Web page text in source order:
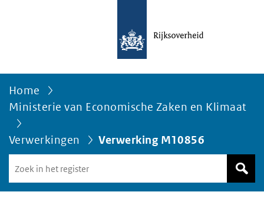
Home
Ministerie van Economische Zaken en Klimaat
Verwerkingen Verwerking M10856
in
het